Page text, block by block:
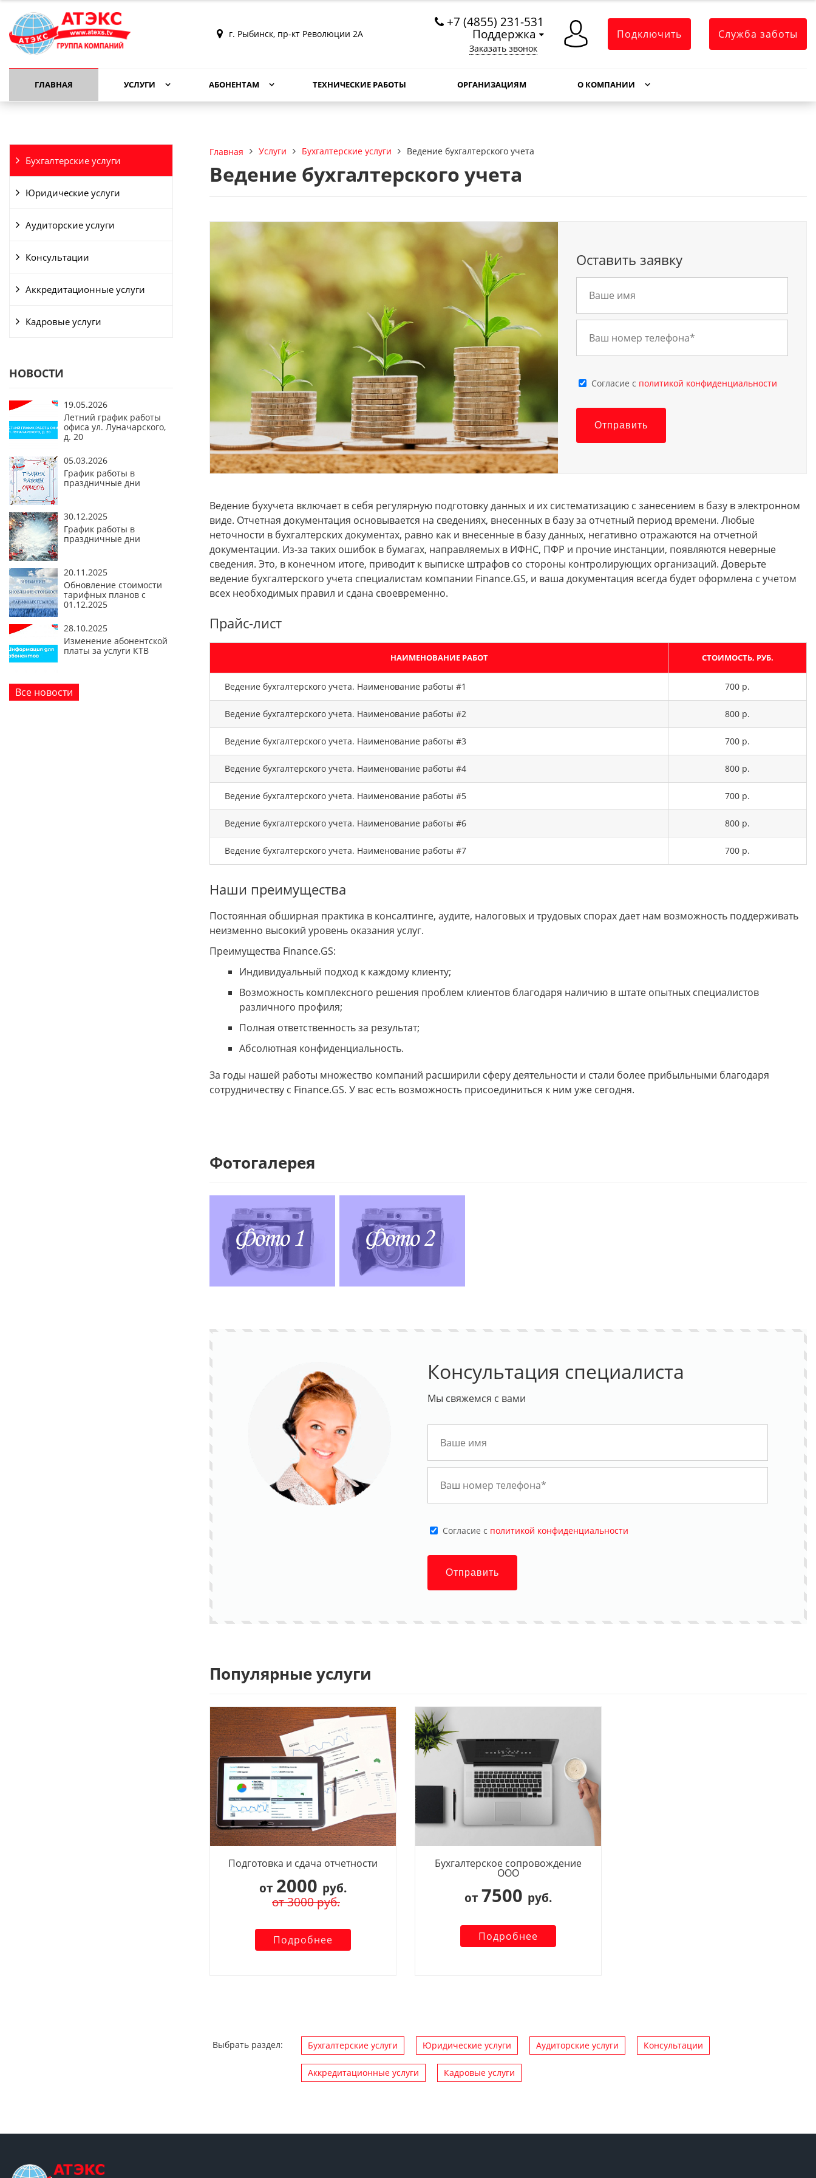
г. Рыбинск, пр-кт Революции 2А
+7 (4855) 231-531
Поддержка
Заказать звонок
Подключить Служба заботы
ГЛАВНАЯ УСЛУГИ АБОНЕНТАМ ТЕХНИЧЕСКИЕ РАБОТЫ ОРГАНИЗАЦИЯМ О КОМПАНИИ
Бухгалтерские услуги
Юридические услуги
Аудиторские услуги
Консультации
Аккредитационные услуги
Кадровые услуги
НОВОСТИ
19.05.2026
Летний график работы
офиса ул. Луначарского,
д. 20
05.03.2026
График работы в
праздничные дни
30.12.2025
График работы в
праздничные дни
20.11.2025
Обновление стоимости
тарифных планов с
01.12.2025
28.10.2025
Изменение абонентской
платы за услуги КТВ
Все новости
Главная Услуги Бухгалтерские услуги Ведение бухгалтерского учета
Ведение бухгалтерского учета
Оставить заявку
Cогласие с политикой конфиденциальности
Отправить
Ведение бухучета включает в себя регулярную подготовку данных и их систематизацию с занесением в базу в электронном
виде. Отчетная документация основывается на сведениях, внесенных в базу за отчетный период времени. Любые
неточности в бухгалтерских документах, равно как и внесенные в базу данных, негативно отражаются на отчетной
документации. Из-за таких ошибок в бумагах, направляемых в ИФНС, ПФР и прочие инстанции, появляются неверные
сведения. Это, в конечном итоге, приводит к выписке штрафов со стороны контролирующих организаций. Доверьте
ведение бухгалтерского учета специалистам компании Finance.GS, и ваша документация всегда будет оформлена с учетом
всех необходимых правил и сдана своевременно.
Прайс-лист
НАИМЕНОВАНИЕ РАБОТ СТОИМОСТЬ, РУБ.
Ведение бухгалтерского учета. Наименование работы #1 700 р.
Ведение бухгалтерского учета. Наименование работы #2 800 р.
Ведение бухгалтерского учета. Наименование работы #3 700 р.
Ведение бухгалтерского учета. Наименование работы #4 800 р.
Ведение бухгалтерского учета. Наименование работы #5 700 р.
Ведение бухгалтерского учета. Наименование работы #6 800 р.
Ведение бухгалтерского учета. Наименование работы #7 700 р.
Наши преимущества
Постоянная обширная практика в консалтинге, аудите, налоговых и трудовых спорах дает нам возможность поддерживать
неизменно высокий уровень оказания услуг.
Преимущества Finance.GS:
Индивидуальный подход к каждому клиенту;
Возможность комплексного решения проблем клиентов благодаря наличию в штате опытных специалистов
различного профиля;
Полная ответственность за результат;
Абсолютная конфиденциальность.
За годы нашей работы множество компаний расширили сферу деятельности и стали более прибыльными благодаря
сотрудничеству с Finance.GS. У вас есть возможность присоединиться к ним уже сегодня.
Фотогалерея
Консультация специалиста
Мы свяжемся с вами
Cогласие с политикой конфиденциальности
Отправить
Популярные услуги
Подготовка и сдача отчетности
от 2000 руб.
от 3000 руб.
Подробнее
Бухгалтерское сопровождение
ООО
от 7500 руб.
Подробнее
Выбрать раздел: Бухгалтерские услуги Юридические услуги Аудиторские услуги Консультации
Аккредитационные услуги Кадровые услуги